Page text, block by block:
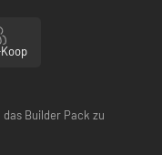
das Builder Pack zu